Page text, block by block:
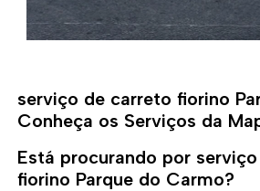
serviço de carreto fiorino
Conheça os Serviços da
Está procurando por
fiorino Parque do Carmo?